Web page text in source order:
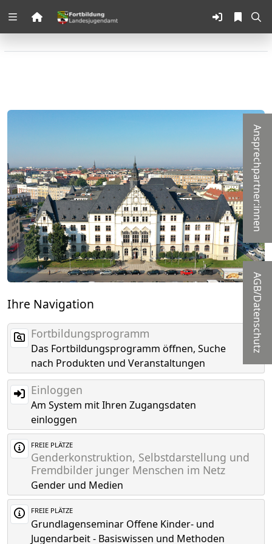
Zuklappen
Loading
Loading
Loading Ansprechpartner:innen
AGB/Datenschutz
Ihre Navigation
Fortbildungsprogramm
Das Fortbildungsprogramm öffnen, Suche
nach Produkten und Veranstaltungen
Einloggen
Am System mit Ihren Zugangsdaten
einloggen
FREIE PLÄTZE
Genderkonstruktion, Selbstdarstellung und
Fremdbilder junger Menschen im Netz
Gender und Medien
FREIE PLÄTZE
Grundlagenseminar Offene Kinder- und
Jugendarbeit - Basiswissen und Methoden